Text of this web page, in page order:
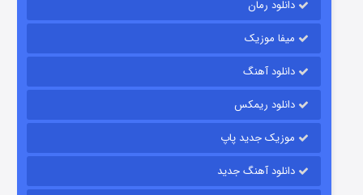
رویایی برای تو
قسمت
دانلود رمان
میفا موزیک
دانلود آهنگ
دانلود ریمکس
موزیک جدید پاپ
دانلود آهنگ جدید